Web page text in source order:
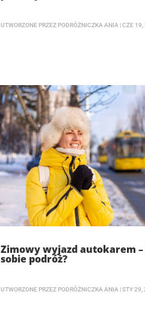
UTWORZONE PRZEZ PODRÓŻNICZKA ANIA |CZE 19,
Zimowy wyjazd autokarem
sobie podróż?
UTWORZONE PRZEZ PODRÓŻNICZKA ANIA |STY 29,